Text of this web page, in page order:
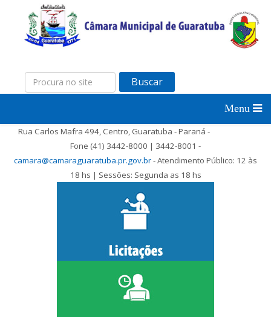
Buscar
Rua Carlos Mafra 494, Centro, Guaratuba - Paraná -
Fone (41) 3442-8000 | 3442-8001 -
camara@camaraguaratuba.pr.gov.br- Atendimento Público: 12 às
18 hs | Sessões: Segunda as 18 hs